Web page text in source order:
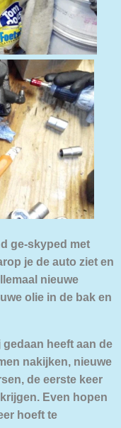
ge-skyped met
je de auto ziet en
nieuwe
olie in de bak en
heeft aan de
nakijken, nieuwe
de eerste keer
Even hopen
hoeft te